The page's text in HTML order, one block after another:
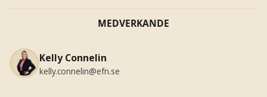
MEDVERKANDE
Kelly Connelin
kelly.connelin@efn.se